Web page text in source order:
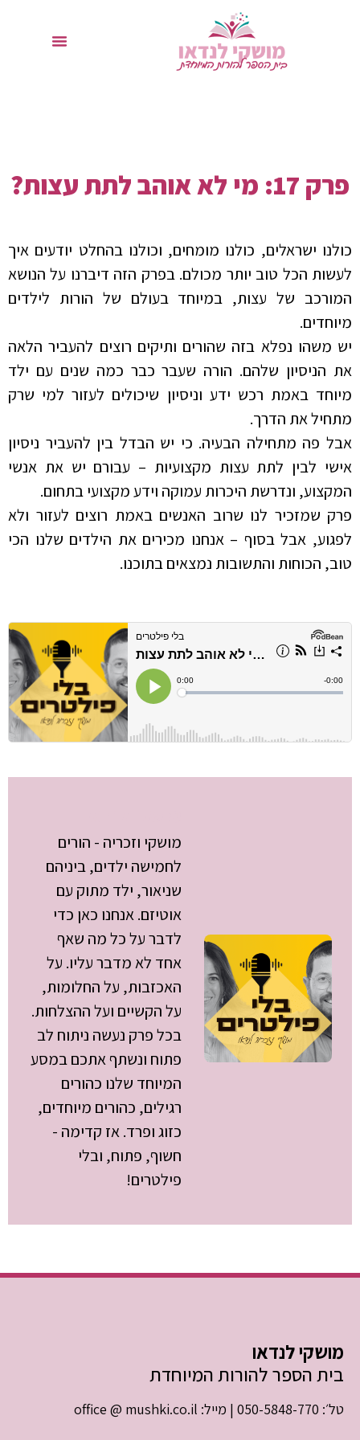
פרק 17: מי לא אוהב לתת עצות?
כולנו ישראלים, כולנו מומחים, וכולנו בהחלט יודעים איך
לעשות הכל טוב יותר מכולם. בפרק הזה דיברנו על הנושא
המורכב של עצות, במיוחד בעולם של הורות לילדים
מיוחדים.
יש משהו נפלא בזה שהורים ותיקים רוצים להעביר הלאה
את הניסיון שלהם. הורה שעבר כבר כמה שנים עם ילד
מיוחד באמת רכש ידע וניסיון שיכולים לעזור למי שרק
מתחיל את הדרך.
אבל פה מתחילה הבעיה. כי יש הבדל בין להעביר ניסיון
אישי לבין לתת עצות מקצועיות – עבורם יש את אנשי
המקצוע, ונדרשת היכרות עמוקה וידע מקצועי בתחום.
פרק שמזכיר לנו שרוב האנשים באמת רוצים לעזור ולא
לפגוע, אבל בסוף – אנחנו מכירים את הילדים שלנו הכי
טוב, הכוחות והתשובות נמצאים בתוכנו.
מושקי וזכריה - הורים
לחמישה ילדים, ביניהם
שניאור, ילד מתוק עם
אוטיזם. אנחנו כאן כדי
לדבר על כל מה שאף
אחד לא מדבר עליו. על
האכזבות, על החלומות,
על הקשיים ועל ההצלחות.
בכל פרק נעשה ניתוח לב
פתוח ונשתף אתכם במסע
המיוחד שלנו כהורים
רגילים, כהורים מיוחדים,
כזוג ופרד. אז קדימה -
חשוף, פתוח, ובלי
פילטרים!
מושקי לנדאו
בית הספר להורות המיוחדת
טל׳: 050-5848-770 | מייל: office @ mushki.co.il